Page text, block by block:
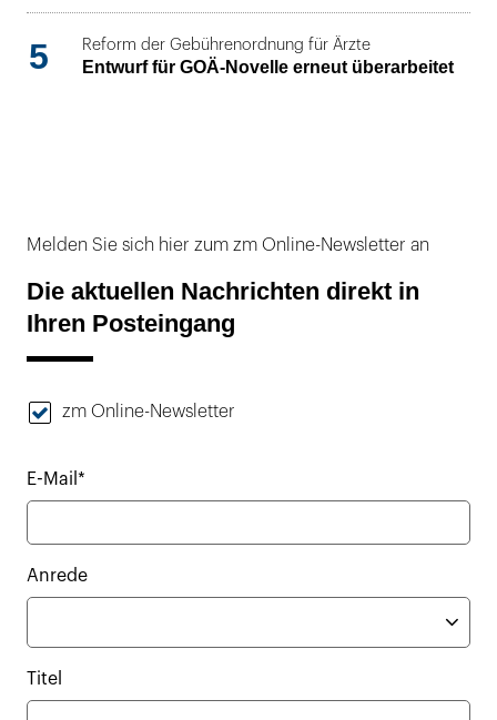
5 Reform der Gebührenordnung für Ärzte
Entwurf für GOÄ-Novelle erneut überarbeitet
Melden Sie sich hier zum zm Online-Newsletter an
Die aktuellen Nachrichten direkt in
Ihren Posteingang
zm Online-Newsletter
E-Mail*
Anrede
Titel